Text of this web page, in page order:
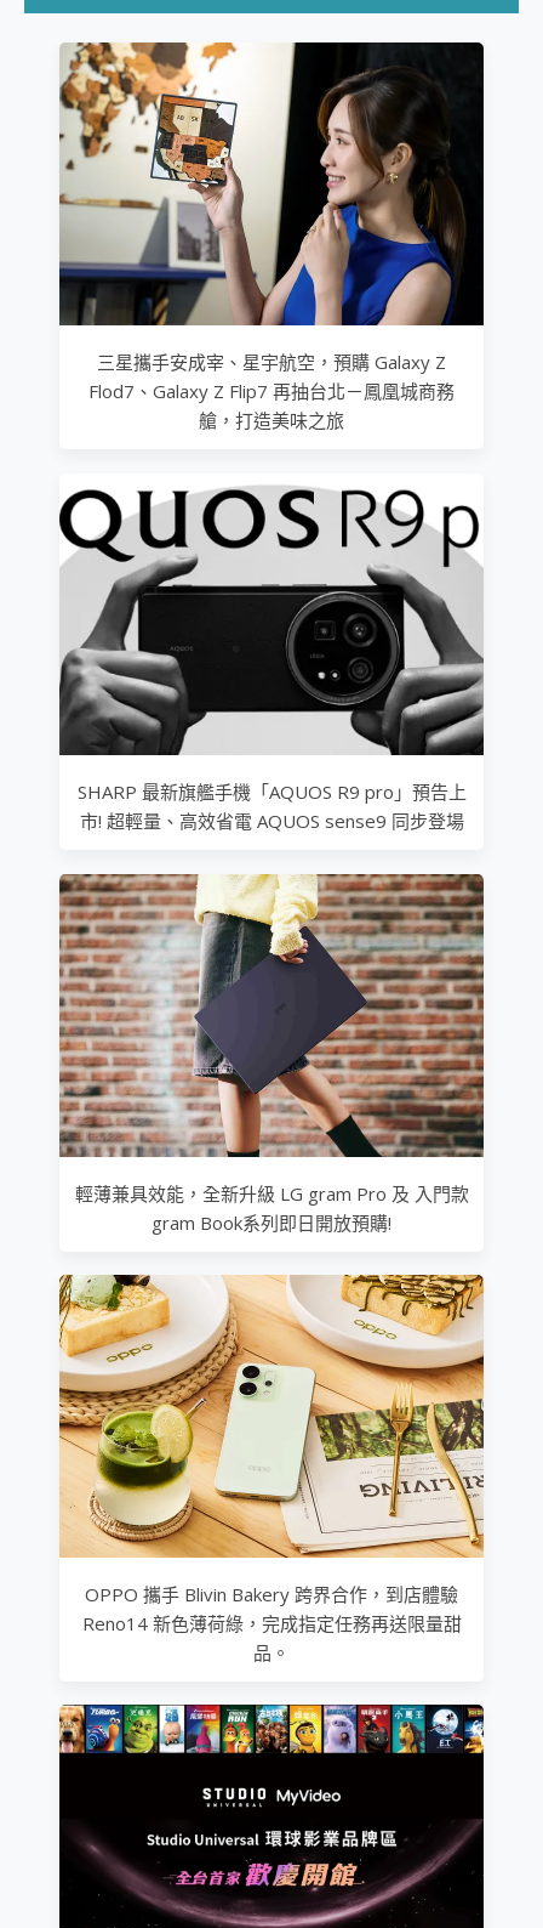
三星攜手安成宰、星宇航空，預購 Galaxy Z
Flod7、Galaxy Z Flip7 再抽台北－鳳凰城商務
艙，打造美味之旅
SHARP 最新旗艦手機「AQUOS R9 pro」預告上
市! 超輕量、高效省電 AQUOS sense9 同步登場
輕薄兼具效能，全新升級 LG gram Pro 及 入門款
gram Book系列即日開放預購!
OPPO 攜手 Blivin Bakery 跨界合作，到店體驗
Reno14 新色薄荷綠，完成指定任務再送限量甜
品。